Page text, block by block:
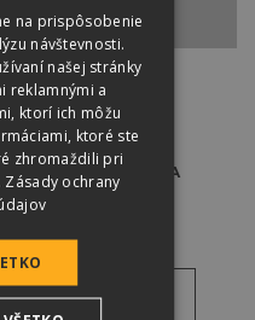
ŠKRIDLU
PREDAJCOVIA
na prispôsobenie
návštevnosti.
našej stránky
reklamnými a
ktorí ich môžu
ktoré ste
zhromaždili pri
Zásady ochrany